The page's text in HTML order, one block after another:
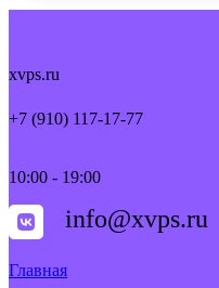
xvps.ru
+7 (910) 117-17-77
10:00 - 19:00
info@xvps.ru
Главная